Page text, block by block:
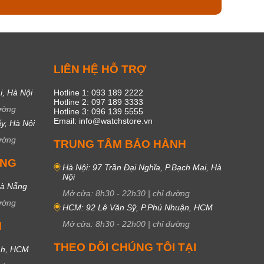
Hà Nội
Hà Nội
Nẵng
HCM
LIÊN HỆ HỖ TRỢ
Hotline 1: 093 189 2222
Hotline 2: 097 189 3333
Hotline 3: 096 139 5555
Email: info@watchstore.vn
TRUNG TÂM BẢO HÀNH
Hà Nội: 97 Trần Đại Nghĩa, P.Bạch Mai, Hà
Nội
Mở cửa: 8h30 - 22h30 | chỉ đường
HCM: 92 Lê Văn Sỹ, P.Phú Nhuận, HCM
Mở cửa: 8h30 - 22h00 | chỉ đường
THEO DÕI CHÚNG TÔI TẠI